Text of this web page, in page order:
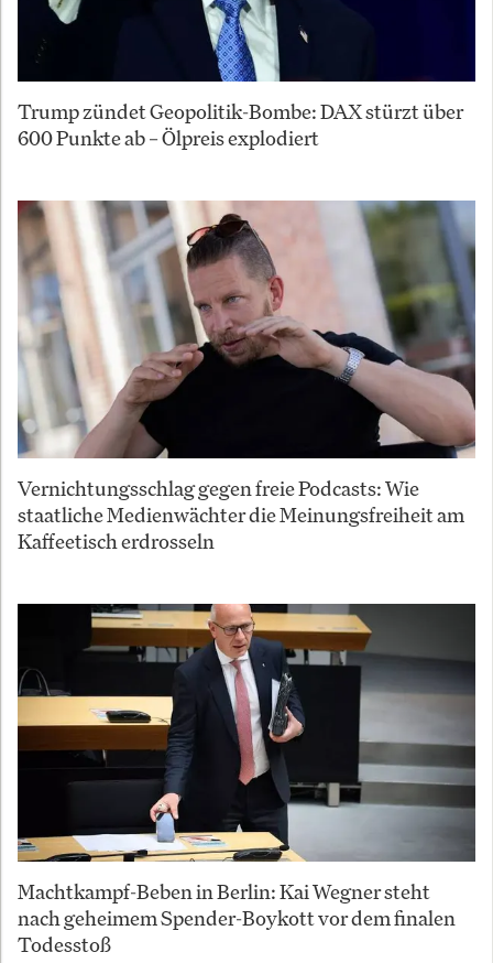
Trump zündet Geopolitik-Bombe: DAX stürzt über
600 Punkte ab – Ölpreis explodiert
Vernichtungsschlag gegen freie Podcasts: Wie
staatliche Medienwächter die Meinungsfreiheit am
Kaffeetisch erdrosseln
Machtkampf-Beben in Berlin: Kai Wegner steht
nach geheimem Spender-Boykott vor dem finalen
Todesstoß